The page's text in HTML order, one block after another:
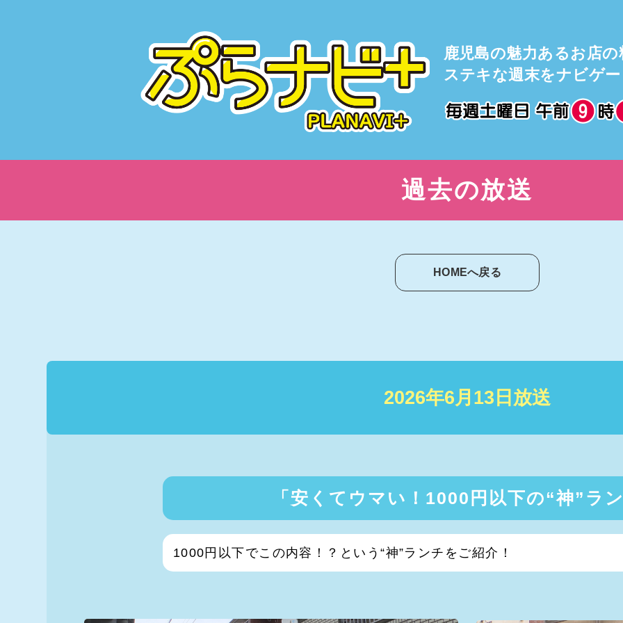
鹿児島の魅力あるお店
ステキな週末をナビゲ
過去の放送
HOMEへ戻る
2026年6月13日放送
「安くてウマい！1000円以下の“神”ラ
1000円以下でこの内容！？という“神”ランチをご紹介！